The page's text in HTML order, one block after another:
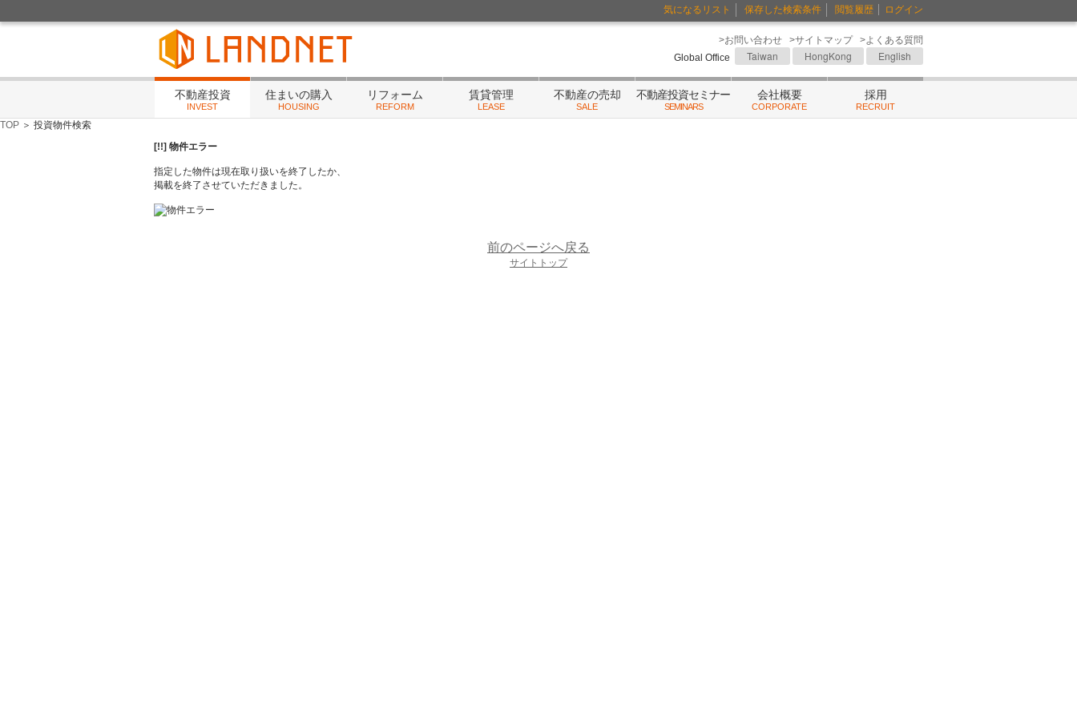
気になるリスト 保存した検索条件 閲覧履歴 ログイン
>お問い合わせ >サイトマップ
>よくある質問
Global Office
Taiwan HongKong English
不動産投資
INVEST
住まいの購入
HOUSING
リフォーム
REFORM
賃貸管理
LEASE
不動産の売却
SALE
不動産投資セミナー
SEMINARS
会社概要
CORPORATE
採用
RECRUIT
TOP ＞ 投資物件検索
[!!] 物件エラー
指定した物件は現在取り扱いを終了したか、
掲載を終了させていただきました。
前のページへ戻る
サイトトップ